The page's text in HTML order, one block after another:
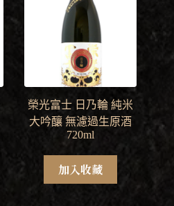
榮光富士 日乃輪 純米
大吟釀 無濾過生原酒
720ml
加入收藏